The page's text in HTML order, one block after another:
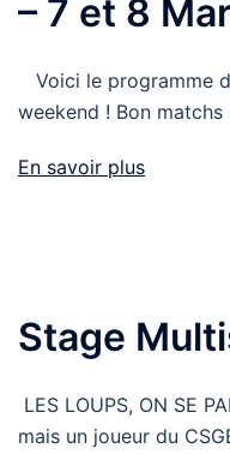
– 7 et 8
Voici le programme
weekend ! Bon matchs
En savoir plus
Stage
LES LOUPS, ON SE
mais un joueur du